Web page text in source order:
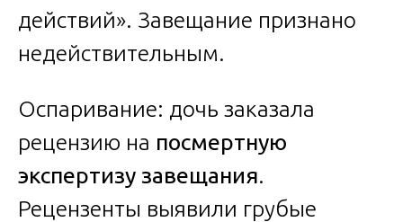
действий». Завещание признано
недействительным.
Оспаривание: дочь заказала
рецензию на посмертную
экспертизу завещания.
Рецензенты выявили грубые